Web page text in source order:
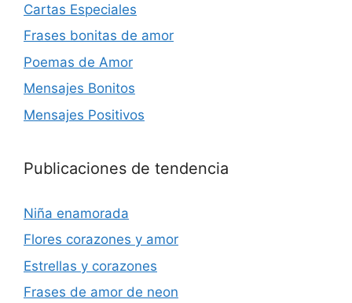
Cartas Especiales
Frases bonitas de amor
Poemas de Amor
Mensajes Bonitos
Mensajes Positivos
Publicaciones de tendencia
Niña enamorada
Flores corazones y amor
Estrellas y corazones
Frases de amor de neon